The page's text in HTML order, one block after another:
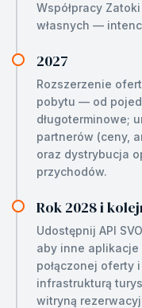
Współpracy
własnych —
2027
Rozszerzenie
pobytu — od
długoterminowe;
partnerów (ceny,
oraz dystrybucja
przychodów.
Rok 2028 i
Udostępnij API
aby inne
połączonej oferty i
infrastrukturą
witryną